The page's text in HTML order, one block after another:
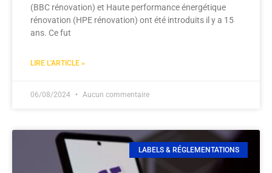
(BBC rénovation) et Haute performance énergétique
rénovation (HPE rénovation) ont été introduits il y a 15
ans. Ce fut
LIRE L'ARTICLE »
06/08/2024 Aucun commentaire
LABELS & RÉGLEMENTATIONS